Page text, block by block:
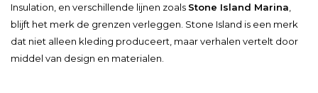
Insulation, en verschillende lijnen zoals Stone Island Marina
blijft het merk de grenzen verleggen. Stone Island is een merk
dat niet alleen kleding produceert, maar verhalen vertelt door
middel van design en materialen.